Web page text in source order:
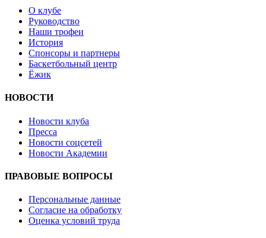
О клубе
Руководство
Наши трофеи
История
Спонсоры и партнеры
Баскетбольный центр
Ёжик
НОВОСТИ
Новости клуба
Пресса
Новости соцсетей
Новости Академии
ПРАВОВЫЕ ВОПРОСЫ
Персональные данные
Согласие на обработку
Оценка условий труда